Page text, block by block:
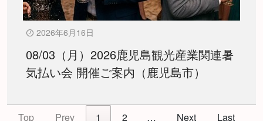
2026年6月16日
08/03（月）2026鹿児島観光産業関連暑
気払い会 開催ご案内（鹿児島市）
Top Prev 1 2 … Next
Last